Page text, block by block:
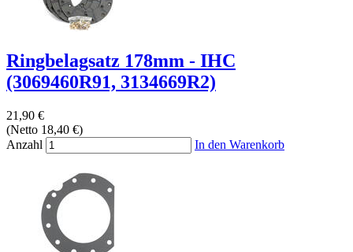
Ringbelagsatz 178mm - IHC
(3069460R91, 3134669R2)
21,90 €
(Netto 18,40 €)
Anzahl
In den Warenkorb